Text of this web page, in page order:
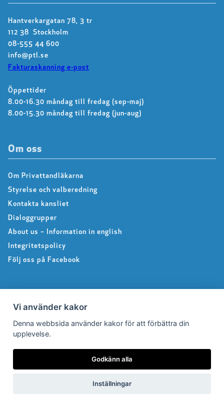
Hantverkargatan 78, 3 tr
112 38 Stockholm
08-555 44 600
info@ptl.se
Fakturaskanning e-post
Öppettider
8.00-16.30 måndag till fredag (sep-maj)
8.00-15.30 måndag till fredag (jun-aug)
Om oss
Om Privattandläkarna
Styrelse och valberedning
Kontakta kansliet
Dialoggrupper
About us – Information in english
Integritetspolicy
Följ oss på Facebook
Pressfrågor
Debattartiklar
Pressmeddelanden
Rapporter
Vi använder kakor
Denna webbsida använder kakor för att förbättra din
upplevelse.
Godkänn alla
Inställningar